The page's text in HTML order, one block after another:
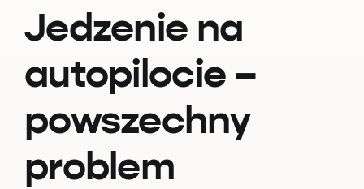
Jedzenie na
autopilocie –
powszechny
problem